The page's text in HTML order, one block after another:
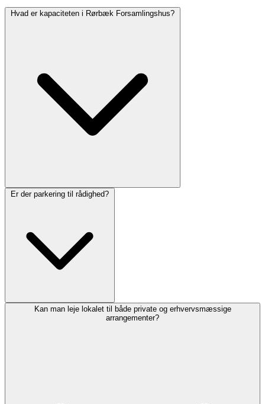
Hvad er kapaciteten i Rørbæk Forsamlingshus?
Er der parkering til rådighed?
Kan man leje lokalet til både private og erhvervsmæssige
arrangementer?